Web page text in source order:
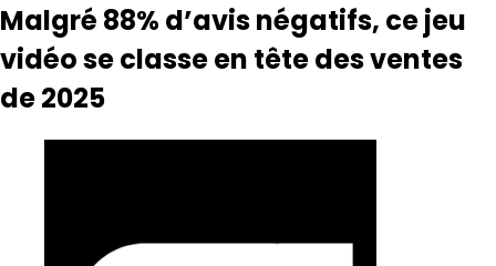
Malgré 88% d’avis négatifs, ce jeu
vidéo se classe en tête des ventes
de 2025